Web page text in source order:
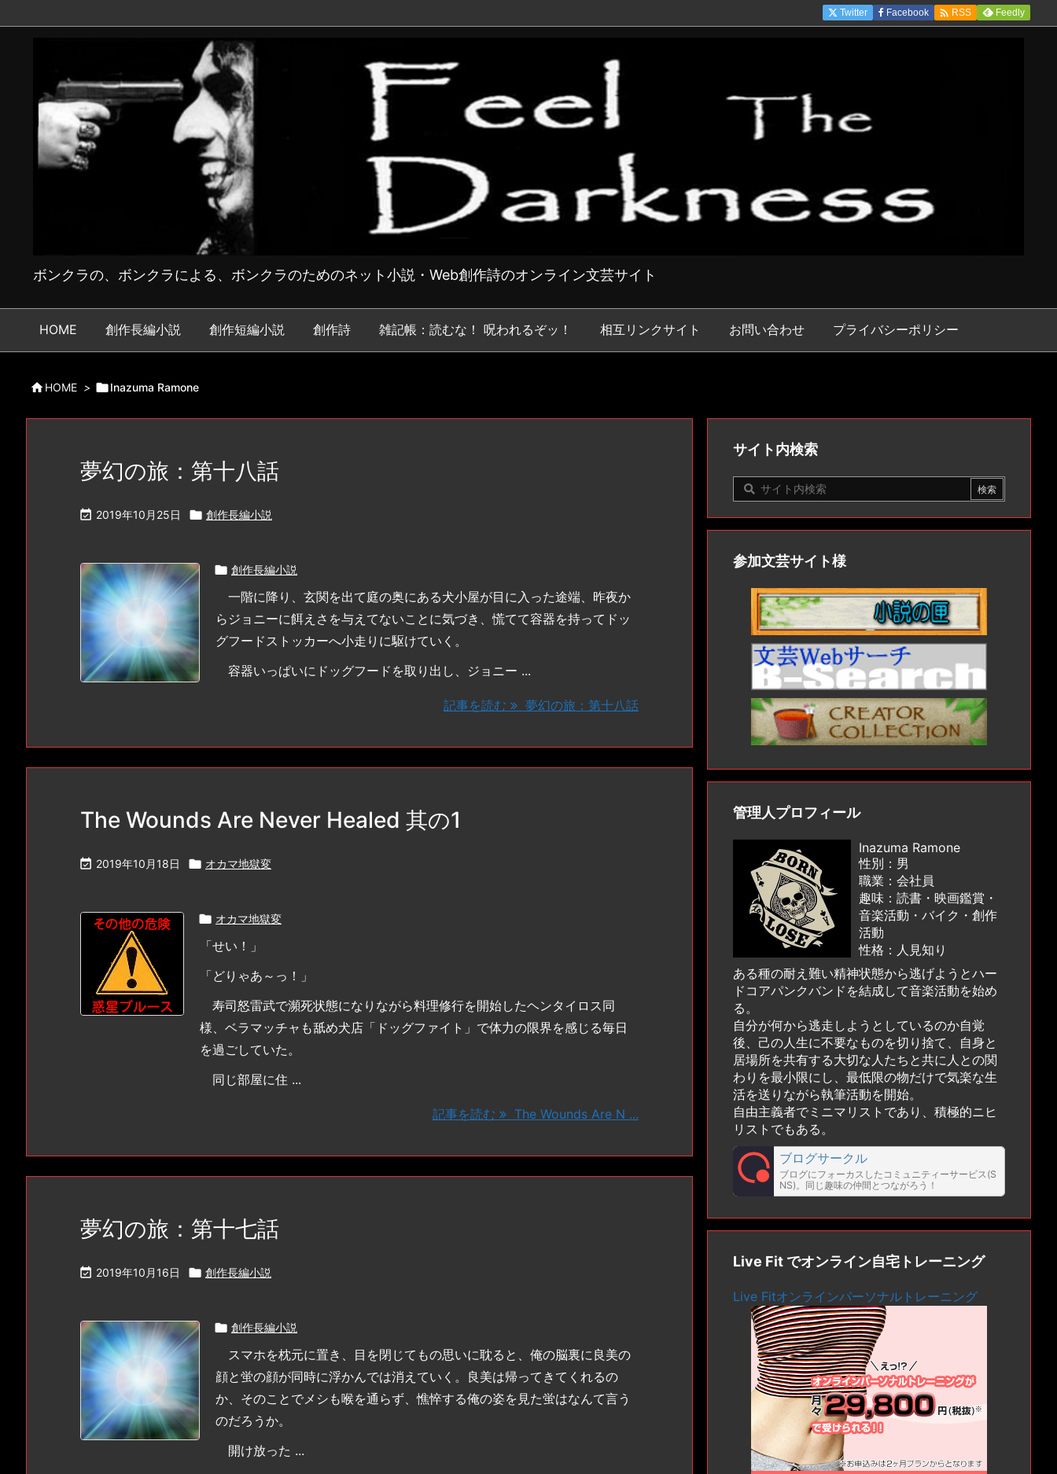
ボンクラの、ボンクラによる、ボンクラのためのネット小説・Web創作詩のオンライン文芸サイト
HOME 創作長編小説 創作短編小説 創作詩 雑記帳：読むな！ 呪われるぞッ！ 相互リンクサイト お問い合わせ プライバシーポリシー
Twitter Facebook  RSS Feedly
HOME > Inazuma Ramone
夢幻の旅：第十八話
 2019年10月25日  創作長編小説
 創作長編小説
一階に降り、玄関を出て庭の奥にある犬小屋が目に入った途端、昨夜か
らジョニーに餌えさを与えてないことに気づき、慌てて容器を持ってドッ
グフードストッカーへ小走りに駆けていく。
容器いっぱいにドッグフードを取り出し、ジョニー ...
記事を読む 夢幻の旅：第十八話
The Wounds Are Never Healed 其の1
 2019年10月18日  オカマ地獄変
 オカマ地獄変
「せい！」
「どりゃあ～っ！」
寿司怒雷武で瀕死状態になりながら料理修行を開始したヘンタイロス同
様、ベラマッチャも舐め犬店「ドッグファイト」で体力の限界を感じる毎日
を過ごしていた。
同じ部屋に住 ...
記事を読む The Wounds Are N ...
夢幻の旅：第十七話
 2019年10月16日  創作長編小説
 創作長編小説
スマホを枕元に置き、目を閉じてもの思いに耽ると、俺の脳裏に良美の
顔と蛍の顔が同時に浮かんでは消えていく。良美は帰ってきてくれるの
か、そのことでメシも喉を通らず、憔悴する俺の姿を見た蛍はなんて言う
のだろうか。
開け放った ...
サイト内検索
参加文芸サイト様
管理人プロフィール
Inazuma Ramone
性別：男
職業：会社員
趣味：読書・映画鑑賞・
音楽活動・バイク・創作
活動
性格：人見知り
ある種の耐え難い精神状態から逃げようとハー
ドコアパンクバンドを結成して音楽活動を始め
る。
自分が何から逃走しようとしているのか自覚
後、己の人生に不要なものを切り捨て、自身と
居場所を共有する大切な人たちと共に人との関
わりを最小限にし、最低限の物だけで気楽な生
活を送りながら執筆活動を開始。
自由主義者でミニマリストであり、積極的ニヒ
リストでもある。
ブログサークル
ブログにフォーカスしたコミュニティーサービス(S
NS)。同じ趣味の仲間とつながろう！
Live Fit でオンライン自宅トレーニング
Live Fitオンラインパーソナルトレーニング